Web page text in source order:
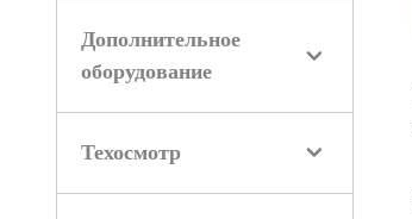
Дополнительное
оборудование
Техосмотр